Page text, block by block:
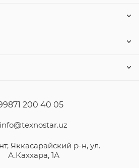
200 40 05
info@texnostar.uz
Яккасарайский р-н, ул.
А.Каххара, 1А